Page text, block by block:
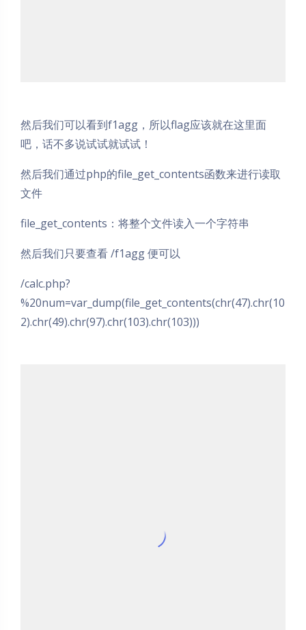
然后我们可以看到f1agg，所以flag应该就在这里面
吧，话不多说试试就试试！
然后我们通过php的file_get_contents函数来进行读取
文件
file_get_contents：将整个文件读入一个字符串
然后我们只要查看 /f1agg 便可以
/calc.php?
%20num=var_dump(file_get_contents(chr(47).chr(10
2).chr(49).chr(97).chr(103).chr(103)))